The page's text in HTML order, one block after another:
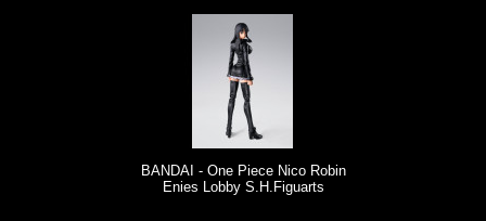
BANDAI - One Piece Nico Robin
Enies Lobby S.H.Figuarts